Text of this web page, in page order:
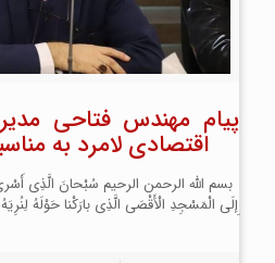
پیام مهندس فتاحی
اقتصادی لامرد به
بسم الله الرحمن الرحیم سُبْحانَ الَّذِی
إِلَی الْمَسْجِدِ الْأَقْصَی الَّذِی بارَکْنا حَوْلَهُ